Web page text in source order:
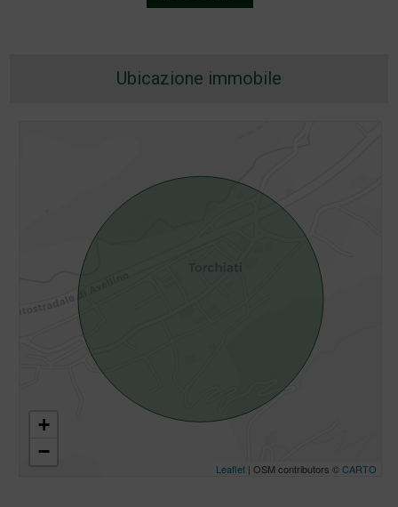
Ubicazione immobile
+
−
Leaflet| OSM contributors ©CARTO